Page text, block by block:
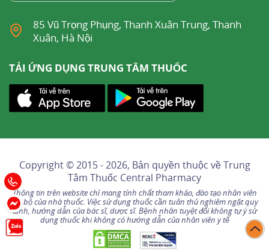
85 Vũ Trọng Phụng, Thanh Xuân Trung, Thanh
Xuân, Hà Nội
TẢI ỨNG DỤNG TRUNG TÂM THUỐC
Copyright © 2015 - 2026, Bản quyền thuộc vềTrung
Tâm Thuốc Central Pharmacy
Thông tin trên website chỉ mang tính chất tham khảo, đào tạo nhân viên
nội bộ của nhà thuốc. Việc sử dụng thuốc cần tuân thủ nghiêm ngặt quy
định, hướng dẫn của bác sĩ, dược sĩ. Bệnh nhân tuyệt đối không tự ý sử
dụng thuốc khi không có hướng dẫn của nhân viên y tế